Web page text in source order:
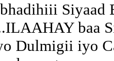
Siyaad
baa
Dulmigii iyo